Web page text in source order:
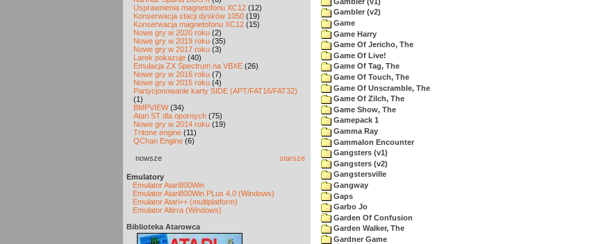
Usprawnienia magnetofonu XC12 (12)
Konserwacja stacji dysków 1050 (19)
Konserwacja magnetofonu XC12 (15)
Nowe gry w 2020 roku (2)
Nowe gry w 2019 roku (35)
Nowe gry w 2017 roku (3)
Larek pokazuje (40)
Emulacja ZX Spectrum na VBXE (26)
Nowe gry w 2016 roku (7)
Nowe gry w 2015 roku (4)
Partycjonowanie karty SIDE (APT/FAT16/FAT32)
(1)
BMPVIEW(34)
Atari ST dla opornych (75)
Nowe gry w 2014 roku (19)
Tritone engine (11)
QChan Engine (6)
nowsze starsze
Emulatory
Emulator Atari800Win
Emulator Atari800Win PLus 4.0 (Windows)
Emulator Atari++ (multiplatform)
Emulator Altirra (Windows)
Biblioteka Atarowca
Gambler (v2)
Game
Game Harry
Game Of Jericho, The
Game Of Live!
Game Of Tag, The
Game Of Touch, The
Game Of Unscramble, The
Game Of Zilch, The
Game Show, The
Gamepack 1
Gamma Ray
Gammalon Encounter
Gangsters (v1)
Gangsters (v2)
Gangstersville
Gangway
Gaps
Garbo Jo
Garden Of Confusion
Garden Walker, The
Gardner Game